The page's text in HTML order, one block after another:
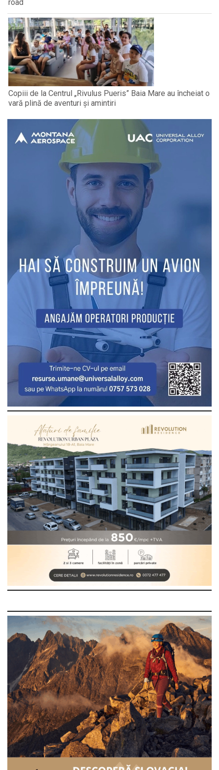
road
Copiii de la Centrul „Rivulus Pueris” Baia Mare au încheiat o
vară plină de aventuri și amintiri